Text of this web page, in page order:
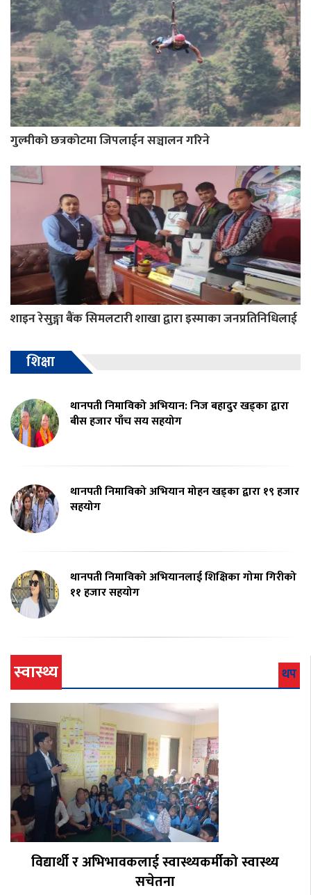
गुल्मीको छत्रकोटमा जिपलाईन सञ्चालन गरिने
शाइन रेसुङ्गा बैंक सिमलटारी शाखा द्वारा इस्माका जनप्रतिनिधिलाई
शिक्षा
थानपती निमाविको अभियान: निज बहादुर खड्का द्वारा
बीस हजार पाँच सय सहयोग
थानपती निमाविको अभियान मोहन खड्का द्वारा १९ हजार
सहयोग
थानपती निमाविको अभियानलाई शिक्षिका गोमा गिरीको
११ हजार सहयोग
स्वास्थ्य थप
विद्यार्थी र अभिभावकलाई स्वास्थ्यकर्मीको स्वास्थ्य
सचेतना